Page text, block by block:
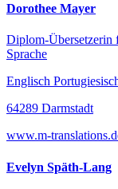
Dorothee Mayer
Diplom-Übersetzerin
Sprache
Englisch
64289 Darmstadt
www.m-
Evelyn Späth-Lang